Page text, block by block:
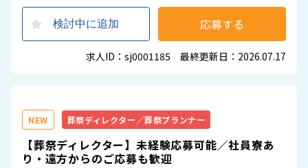
検討中に追加 応募する
求人ID：sj0001185 最終更新日：2026.07.17
NEW 葬祭ディレクター／葬祭プランナー
【葬祭ディレクター】未経験応募可能／社員寮あ
り・遠方からのご応募も歓迎